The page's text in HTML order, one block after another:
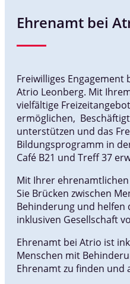
Ehrenamt bei
Freiwilliges
Atrio Leonberg. Mit
vielfältige
ermöglichen,
unterstützen und das
Bildungsprogramm in
Café B21 und Treff 37
Mit Ihrer
Sie Brücken zwischen
Behinderung und helfen
inklusiven Gesellschaft
Ehrenamt bei Atrio ist
Menschen mit
Ehrenamt zu finden und